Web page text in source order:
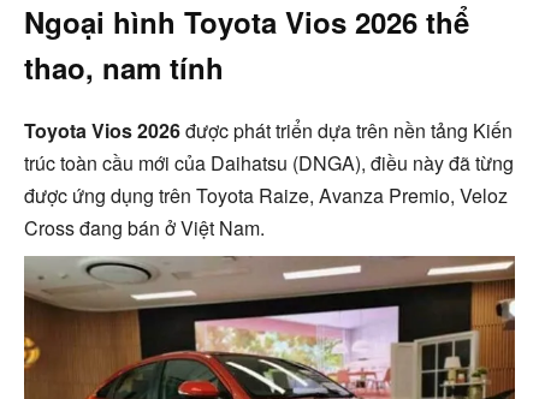
Ngoại hình Toyota Vios 2026 thể
thao, nam tính
Toyota Vios 2026được phát triển dựa trên nền tảng Kiến
trúc toàn cầu mới của Daihatsu (DNGA), điều này đã từng
được ứng dụng trên Toyota Raize, Avanza Premio, Veloz
Cross đang bán ở Việt Nam.